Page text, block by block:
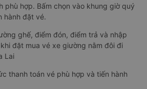
phù hợp. Bấm chọn vào khung giờ quý
hành đặt vé.
ghế, điểm đón, điểm trả và nhập
đặt mua vé xe giường nằm đôi đi
Lai
thanh toán vé phù hợp và tiến hành